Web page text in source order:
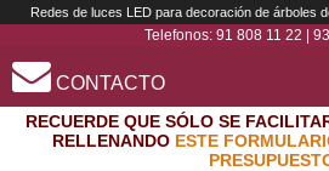
Redes de luces LED para decoración de árboles
Telefonos: 91 808 11 22
CONTACTO
RECUERDE QUE SÓLO SE
RELLENANDO ESTE